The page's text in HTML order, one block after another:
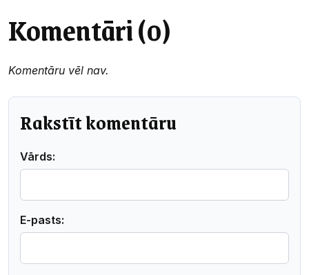
Komentāri (0)
Komentāru vēl nav.
Rakstīt komentāru
Vārds:
E-pasts: